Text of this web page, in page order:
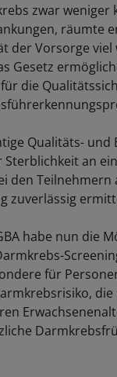
zwar weniger
räumte
der Vorsorge viel
Gesetz
die
Qualitäts- und
Sterblichkeit an
den Teilnehmern
zuverlässig
habe nun die
für
die